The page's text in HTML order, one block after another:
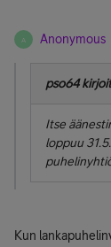
A Anonymous
pso64
Itse
loppuu
Kun